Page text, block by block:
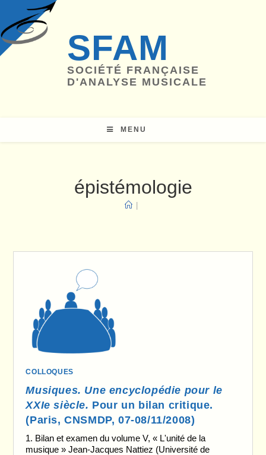
content
SFAM
SOCIÉTÉ FRANÇAISE
D'ANALYSE MUSICALE
MENU
épistémologie
COLLOQUES
Musiques. Une encyclopédie pour le
XXIe siècle. Pour un bilan critique.
(Paris, CNSMDP, 07-08/11/2008)
1. Bilan et examen du volume V, « L'unité de la
musique » Jean-Jacques Nattiez (Université de